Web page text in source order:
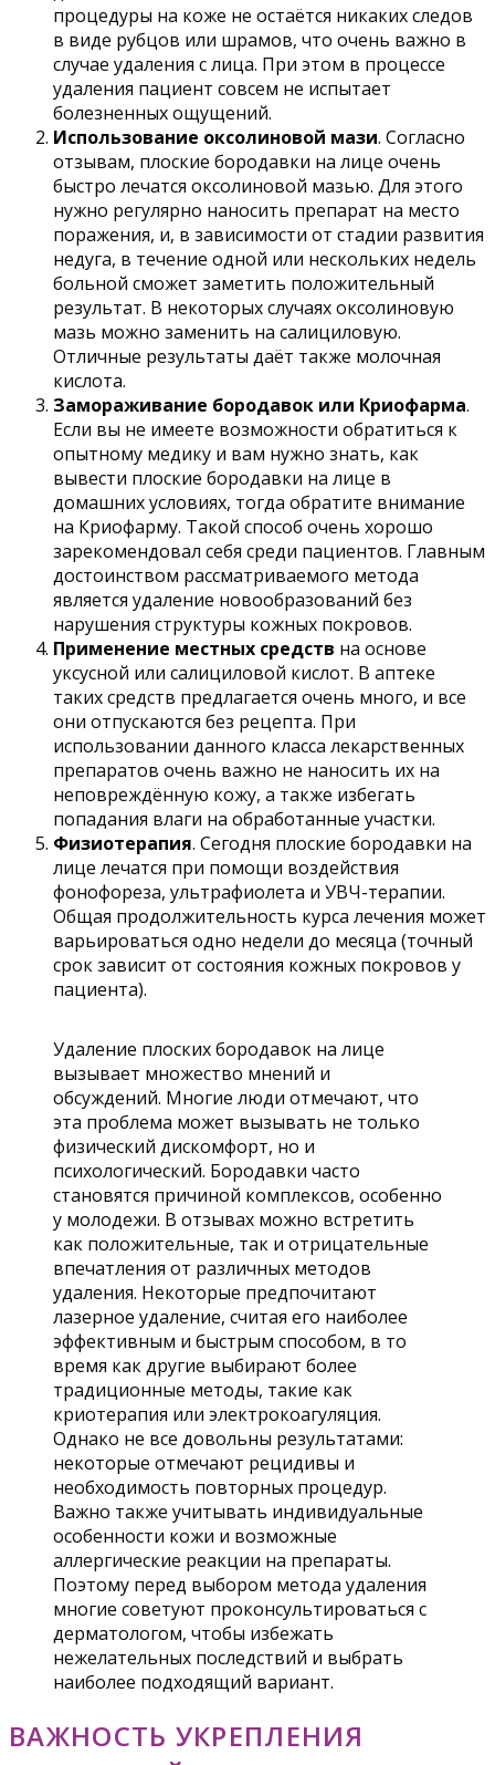
процедуры на коже не остаётся никаких следов
в виде рубцов или шрамов, что очень важно в
случае удаления с лица. При этом в процессе
удаления пациент совсем не испытает
болезненных ощущений.
Использование оксолиновой мази. Согласно
отзывам, плоские бородавки на лице очень
быстро лечатся оксолиновой мазью. Для этого
нужно регулярно наносить препарат на место
поражения, и, в зависимости от стадии развития
недуга, в течение одной или нескольких недель
больной сможет заметить положительный
результат. В некоторых случаях оксолиновую
мазь можно заменить на салициловую.
Отличные результаты даёт также молочная
кислота.
Замораживание бородавок или Криофарма.
Если вы не имеете возможности обратиться к
опытному медику и вам нужно знать, как
вывести плоские бородавки на лице в
домашних условиях, тогда обратите внимание
на Криофарму. Такой способ очень хорошо
зарекомендовал себя среди пациентов. Главным
достоинством рассматриваемого метода
является удаление новообразований без
нарушения структуры кожных покровов.
Применение местных средств на основе
уксусной или салициловой кислот. В аптеке
таких средств предлагается очень много, и все
они отпускаются без рецепта. При
использовании данного класса лекарственных
препаратов очень важно не наносить их на
неповреждённую кожу, а также избегать
попадания влаги на обработанные участки.
Физиотерапия. Сегодня плоские бородавки на
лице лечатся при помощи воздействия
фонофореза, ультрафиолета и УВЧ-терапии.
Общая продолжительность курса лечения может
варьироваться одно недели до месяца (точный
срок зависит от состояния кожных покровов у
пациента).
Удаление плоских бородавок на лице
вызывает множество мнений и
обсуждений. Многие люди отмечают, что
эта проблема может вызывать не только
физический дискомфорт, но и
психологический. Бородавки часто
становятся причиной комплексов, особенно
у молодежи. В отзывах можно встретить
как положительные, так и отрицательные
впечатления от различных методов
удаления. Некоторые предпочитают
лазерное удаление, считая его наиболее
эффективным и быстрым способом, в то
время как другие выбирают более
традиционные методы, такие как
криотерапия или электрокоагуляция.
Однако не все довольны результатами:
некоторые отмечают рецидивы и
необходимость повторных процедур.
Важно также учитывать индивидуальные
особенности кожи и возможные
аллергические реакции на препараты.
Поэтому перед выбором метода удаления
многие советуют проконсультироваться с
дерматологом, чтобы избежать
нежелательных последствий и выбрать
наиболее подходящий вариант.
ВАЖНОСТЬ УКРЕПЛЕНИЯ